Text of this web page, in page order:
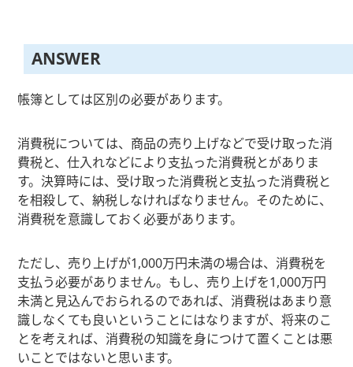
ANSWER
帳簿としては区別の必要があります。
消費税については、商品の売り上げなどで受け取った消
費税と、仕入れなどにより支払った消費税とがありま
す。決算時には、受け取った消費税と支払った消費税と
を相殺して、納税しなければなりません。そのために、
消費税を意識しておく必要があります。
ただし、売り上げが1,000万円未満の場合は、消費税を
支払う必要がありません。もし、売り上げを1,000万円
未満と見込んでおられるのであれば、消費税はあまり意
識しなくても良いということにはなりますが、将来のこ
とを考えれば、消費税の知識を身につけて置くことは悪
いことではないと思います。